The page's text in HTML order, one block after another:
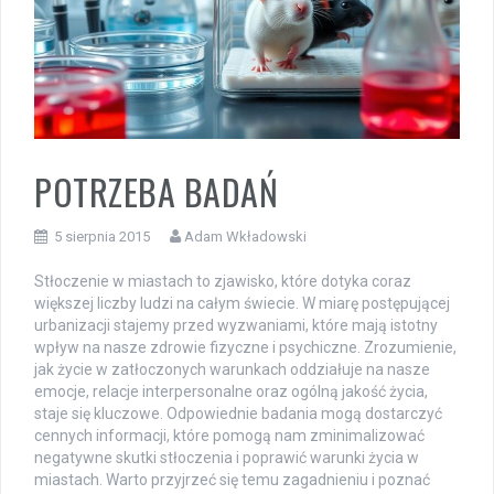
POTRZEBA BADAŃ
5 sierpnia 2015 Adam Wkładowski
Stłoczenie w miastach to zjawisko, które dotyka coraz
większej liczby ludzi na całym świecie. W miarę postępującej
urbanizacji stajemy przed wyzwaniami, które mają istotny
wpływ na nasze zdrowie fizyczne i psychiczne. Zrozumienie,
jak życie w zatłoczonych warunkach oddziałuje na nasze
emocje, relacje interpersonalne oraz ogólną jakość życia,
staje się kluczowe. Odpowiednie badania mogą dostarczyć
cennych informacji, które pomogą nam zminimalizować
negatywne skutki stłoczenia i poprawić warunki życia w
miastach. Warto przyjrzeć się temu zagadnieniu i poznać